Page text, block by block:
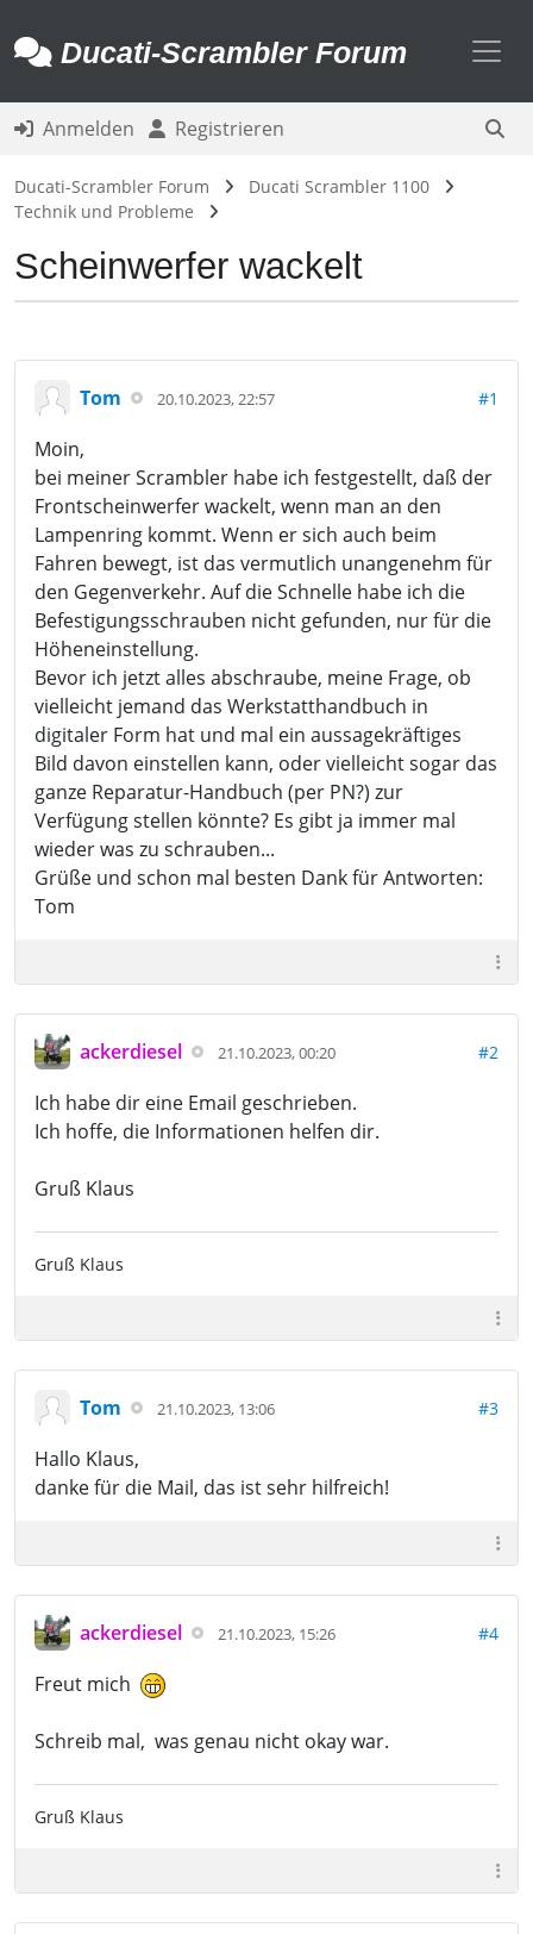
Ducati-Scrambler Forum
Anmelden Registrieren
Ducati-Scrambler Forum
Ducati Scrambler 1100
Technik und Probleme
Scheinwerfer wackelt
Tom 20.10.2023, 22:57 #1
Moin,
bei meiner Scrambler habe ich festgestellt, daß der
Frontscheinwerfer wackelt, wenn man an den
Lampenring kommt. Wenn er sich auch beim
Fahren bewegt, ist das vermutlich unangenehm für
den Gegenverkehr. Auf die Schnelle habe ich die
Befestigungsschrauben nicht gefunden, nur für die
Höheneinstellung.
Bevor ich jetzt alles abschraube, meine Frage, ob
vielleicht jemand das Werkstatthandbuch in
digitaler Form hat und mal ein aussagekräftiges
Bild davon einstellen kann, oder vielleicht sogar das
ganze Reparatur-Handbuch (per PN?) zur
Verfügung stellen könnte? Es gibt ja immer mal
wieder was zu schrauben...
Grüße und schon mal besten Dank für Antworten:
Tom
ackerdiesel 21.10.2023, 00:20 #2
Ich habe dir eine Email geschrieben.
Ich hoffe, die Informationen helfen dir.
Gruß Klaus
Gruß Klaus
Tom 21.10.2023, 13:06 #3
Hallo Klaus,
danke für die Mail, das ist sehr hilfreich!
ackerdiesel 21.10.2023, 15:26 #4
Freut mich
Schreib mal, was genau nicht okay war.
Gruß Klaus